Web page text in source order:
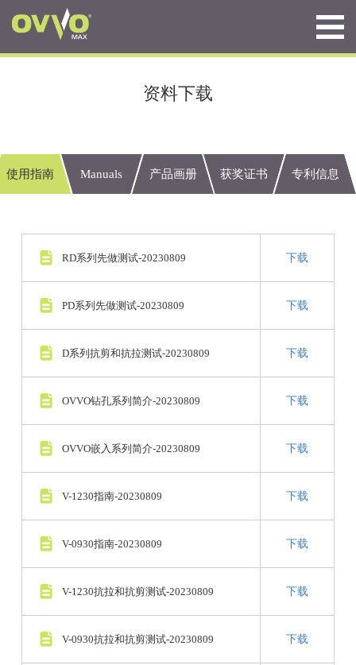
资料下载
使用指南 Manuals 产品画册 获奖证书 专利信息
RD系列先做测试-20230809 下载
PD系列先做测试-20230809 下载
D系列抗剪和抗拉测试-20230809 下载
OVVO钻孔系列简介-20230809 下载
OVVO嵌入系列简介-20230809 下载
V-1230指南-20230809 下载
V-0930指南-20230809 下载
V-1230抗拉和抗剪测试-20230809 下载
V-0930抗拉和抗剪测试-20230809 下载